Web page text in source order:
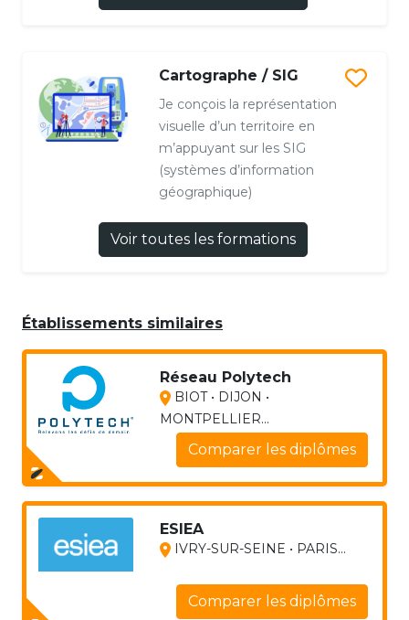
Cartographe / SIG
Je conçois la représentation
visuelle d’un territoire en
m’appuyant sur les SIG
(systèmes d’information
géographique)
Voir toutes les formations
Établissements similaires
Réseau Polytech
BIOT • DIJON •
MONTPELLIER...
Comparer les diplômes
ESIEA
IVRY-SUR-SEINE • PARIS...
Comparer les diplômes